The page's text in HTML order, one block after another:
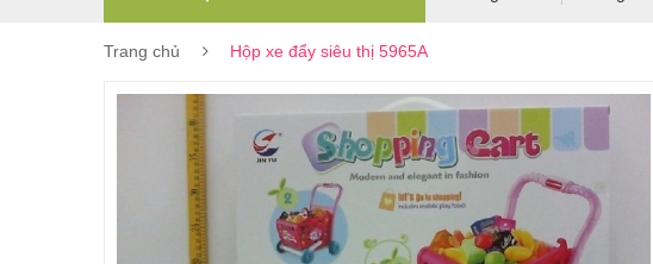
Trang chủ Hộp xe đẩy siêu thị 5965A